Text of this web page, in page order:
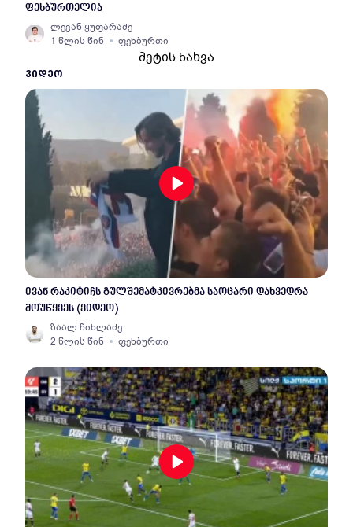
ფეხბურთელია
ლევან ყუფარაძე
1 წლის წინ
ფეხბურთი
მეტის ნახვა
ᲕᲘᲓᲔᲝ
ივან რაკიტიჩს გულშემატკივრებმა საოცარი დახვედრა
მოუწყვეს (ვიდეო)
ზაალ ჩიხლაძე
2 წლის წინ
ფეხბურთი